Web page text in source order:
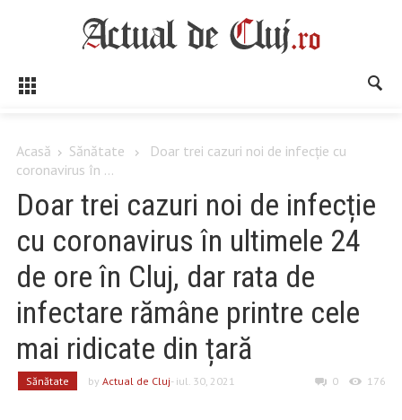
Acasă Sănătate
Doar trei cazuri noi de infecție cu
coronavirus în ...
Doar trei cazuri noi de infecție
cu coronavirus în ultimele 24
de ore în Cluj, dar rata de
infectare rămâne printre cele
mai ridicate din țară
Sănătate by Actual de Cluj- iul. 30, 2021 0 176